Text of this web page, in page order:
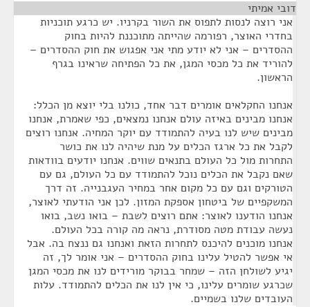
דובי אמיתי
אני רוצה לנסות לתפוס את השור בקרניו. יש כרגע תוכניות
בחדרי האוצר, רפורמה שהייתה מתוכננת להיות בחוק
ההסדרים – אני לא יודע מתי אני אפגוש את חוק ההסדרים –
להוריד את כל מכסי המגן, את כל הפתיחה שראינו בגרף
הראשון.
אנחנו החקלאים אומרים דבר אחד, כולנו בלי יוצא מן הכלל:
אנחנו מבינים באיזה עולם אנחנו נמצאים, כפי שאמרת, אנחנו
מבינים שיש לנו בעיה להתמודד עם יוקר המחיה. אנחנו רוצים
לקבל את כל ארגז הכלים על מנת שיהיה לנו את כושר
התחרות מול כל העולם בתנאים שווים. אנחנו יודעים בוודאות
שאם נקבל את הכלים נוכל להתמודד עם כל העולם, גם עם
הטורקים וגם עם כל מקום אחר במחיר העגבנייה. זה דרך
המשקפיים של ביטחון אספקת המזון. לכן אני הודעתי לאוצר,
אנחנו הודענו לאוצר: אתם רוצים לשבת – בואו נשב, בואו
נעשה עבודת מטה מסודרת, נראה מה קורה בכל העולם.
אנחנו מוכנים להיכנס לתחרות הזאת ואנחנו גם ננצח בה. אבל
אי אפשר להטיל עלינו בחוק ההסדרים – אני אומר לך, זה
יגיע לשולחן הזה – שמחר בבוקר מורידים לנו את מכסי המגן
שכרגע שומרים עלינו, כי אין לנו את הכלים להתמודד. עלות
העובדים שלנו בשמיים.